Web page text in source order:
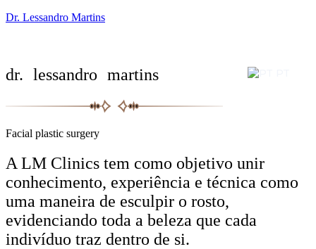
Dr. Lessandro Martins
dr. lessandro martins
Facial plastic surgery
A LM Clinics tem como objetivo unir
conhecimento, experiência e técnica como
uma maneira de esculpir o rosto,
evidenciando toda a beleza que cada
indivíduo traz dentro de si.